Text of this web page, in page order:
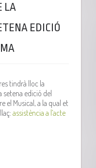
LA
EDICIÓ
tindrà lloc la
setena edició del
el Musical, a la qual et
assistència a l’acte